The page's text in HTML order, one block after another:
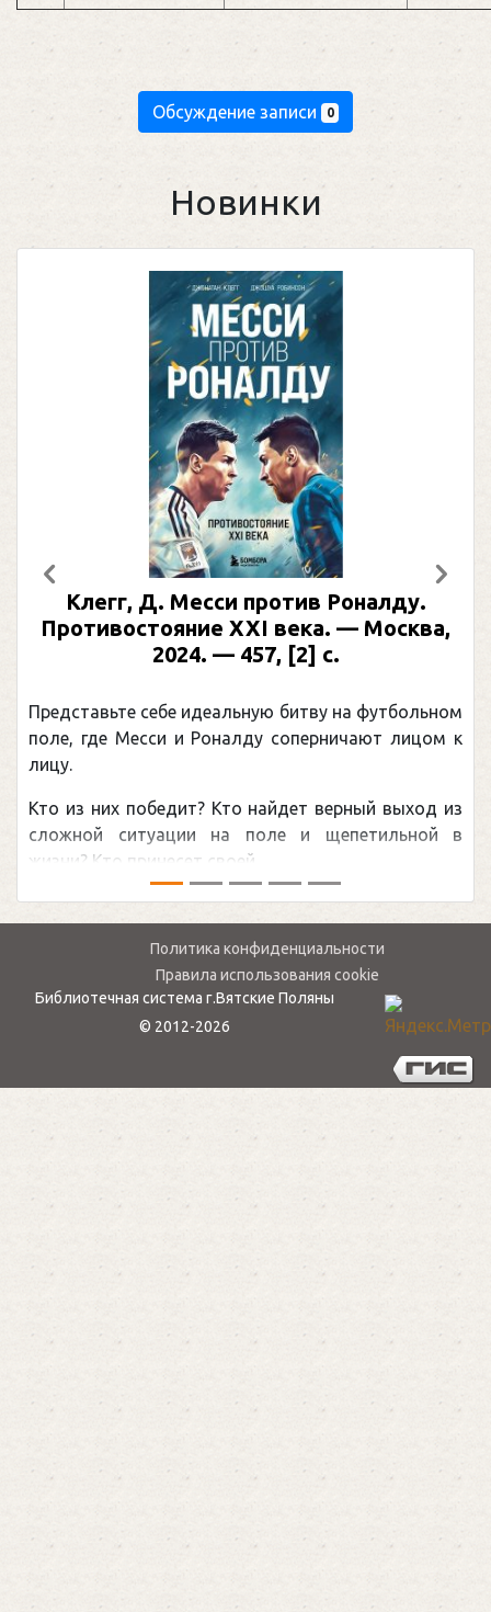
Обсуждение записи 0
Новинки
Клегг, Д. Месси против Роналду.
Противостояние XXI века. — Москва,
2024. — 457, [2] с.
Представьте себе идеальную битву на футбольном
поле, где Месси и Роналду соперничают лицом к
лицу.
Кто из них победит? Кто найдет верный выход из
сложной ситуации на поле и щепетильной в
жизни? Кто принесет своей ...
Предыдущий
Политика конфиденциальности
Правила использования cookie
Библиотечная система г.Вятские Поляны
© 2012-2026